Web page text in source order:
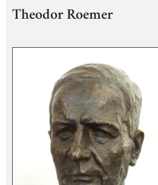
Theodor Roemer